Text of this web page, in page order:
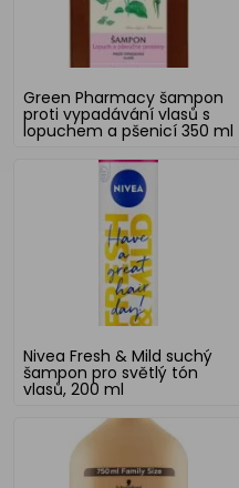
Green Pharmacy šampon
proti vypadávání vlasů s
lopuchem a pšenicí 350 ml
Nivea Fresh & Mild suchý
šampon pro světlý tón
vlasů, 200 ml